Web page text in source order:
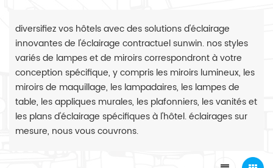
diversifiez vos hôtels avec des solutions d'éclairage
innovantes de l'éclairage contractuel sunwin. nos styles
variés de lampes et de miroirs correspondront à votre
conception spécifique, y compris les miroirs lumineux, les
miroirs de maquillage, les lampadaires, les lampes de
table, les appliques murales, les plafonniers, les vanités et
les plans d'éclairage spécifiques à l'hôtel. éclairages sur
mesure, nous vous couvrons.